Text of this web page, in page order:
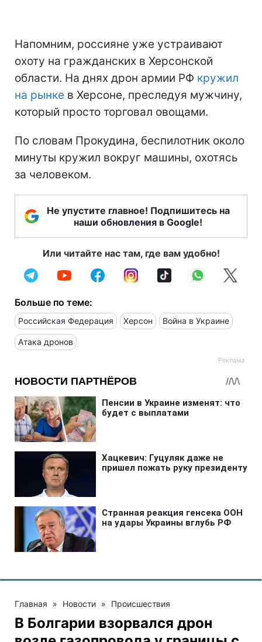
Напомним, россияне уже устраивают
охоту на гражданских в Херсонской
области. На днях дрон армии РФ кружил
на рынке в Херсоне, преследуя мужчину,
который просто торговал овощами.
По словам Прокудина, беспилотник около
минуты кружил вокруг машины, охотясь
за человеком.
Не упустите главное! Подпишитесь на
наши обновления в Google!
Или читайте нас там, где вам удобно!
Больше по теме:
Российская Федерация Херсон Война в Украине
Атака дронов
Главная » Новости » Происшествия
В Болгарии взорвался дрон